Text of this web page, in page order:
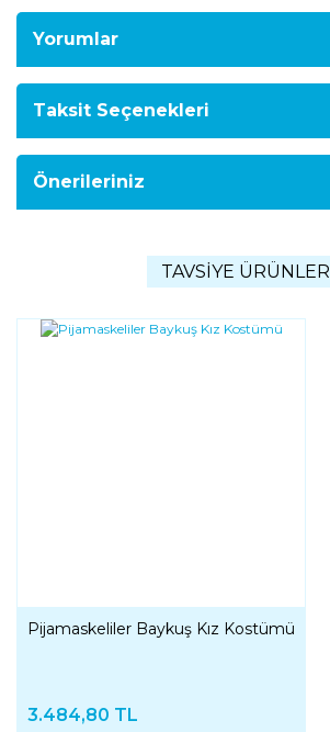
Yorumlar
Taksit Seçenekleri
Önerileriniz
TAVSİYE ÜRÜNLER
Pijamaskeliler Baykuş Kız Kostümü
3.484,80 TL